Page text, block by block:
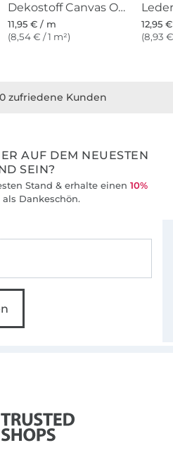
Dekostoff Canvas Orient Mandala, gelb multicolor
11,95 € / m
(8,54 € / 1 m²)
12,95
(8,93
zufriedene Kunden
AUF DEM NEUESTEN
SEIN?
Stand & erhalte einen 10%
als Dankeschön.